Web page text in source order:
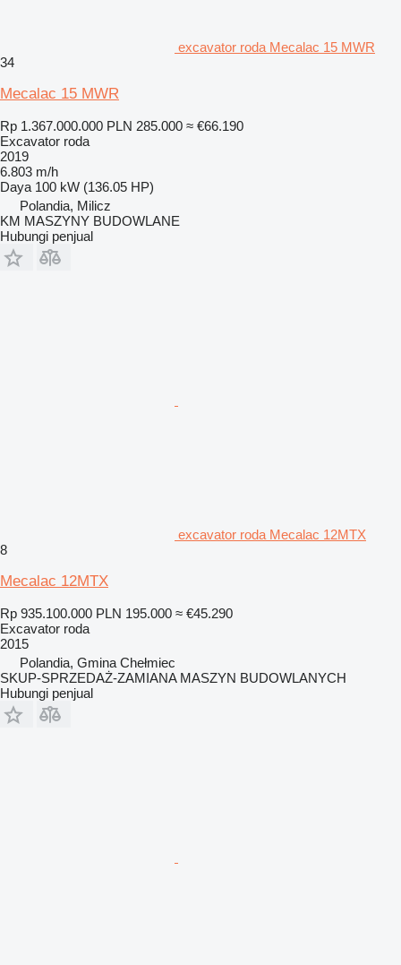
excavator roda Mecalac 15 MWR
34
Mecalac 15 MWR
Rp 1.367.000.000 PLN 285.000 ≈ €66.190
Excavator roda
2019
6.803 m/h
Daya 100 kW (136.05 HP)
Polandia, Milicz
KM MASZYNY BUDOWLANE
Hubungi penjual
excavator roda Mecalac 12MTX
8
Mecalac 12MTX
Rp 935.100.000 PLN 195.000 ≈ €45.290
Excavator roda
2015
Polandia, Gmina Chełmiec
SKUP-SPRZEDAŻ-ZAMIANA MASZYN BUDOWLANYCH
Hubungi penjual